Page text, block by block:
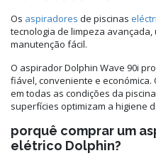
Os aspiradores de piscinas
tecnologia de limpeza
manutenção fácil.
O aspirador Dolphin Wave 90i
fiável, conveniente e
em todas as condições da
superfícies optimizam a higiene
porquê comprar um
elétrico Dolphin?